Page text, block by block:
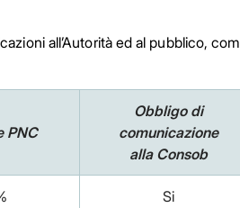
all’Autorità ed al pubblico,
PNC
Obbligo di
comunicazione
alla Consob
Si